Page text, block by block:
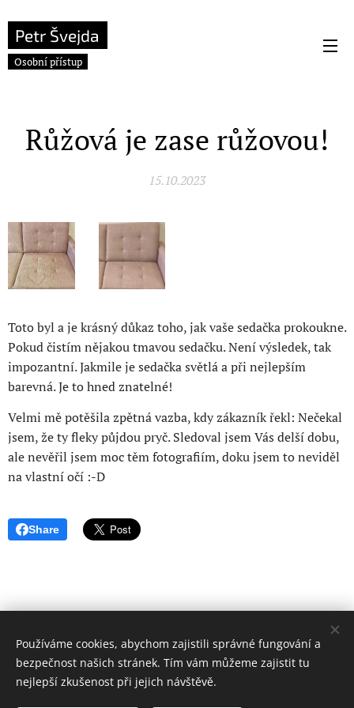
Petr Švejda
Osobní přístup
Růžová je zase růžovou!
15.10.2023
Toto byl a je krásný důkaz toho, jak vaše sedačka prokoukne.
Pokud čistím nějakou tmavou sedačku. Není výsledek, tak
impozantní. Jakmile je sedačka světlá a při nejlepším
barevná. Je to hned znatelné!
Velmi mě potěšila zpětná vazba, kdy zákazník řekl: Nečekal
jsem, že ty fleky půjdou pryč. Sledoval jsem Vás delší dobu,
ale nevěřil jsem moc těm fotografiím, doku jsem to neviděl
na vlastní očí :-D
Share
Používáme cookies, abychom zajistili správné fungování a
bezpečnost našich stránek. Tím vám můžeme zajistit tu
nejlepší zkušenost při jejich návštěvě.